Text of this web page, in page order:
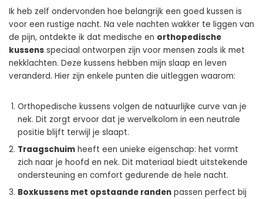
Ik heb zelf ondervonden hoe belangrijk een goed kussen is
voor een rustige nacht. Na vele nachten wakker te liggen van
de pijn, ontdekte ik dat medische en orthopedische
kussens speciaal ontworpen zijn voor mensen zoals ik met
nekklachten. Deze kussens hebben mijn slaap en leven
veranderd. Hier zijn enkele punten die uitleggen waarom:
Orthopedische kussens volgen de natuurlijke curve van je
nek. Dit zorgt ervoor dat je wervelkolom in een neutrale
positie blijft terwijl je slaapt.
Traagschuim heeft een unieke eigenschap: het vormt
zich naar je hoofd en nek. Dit materiaal biedt uitstekende
ondersteuning en comfort gedurende de hele nacht.
Boxkussens met opstaande randen passen perfect bij